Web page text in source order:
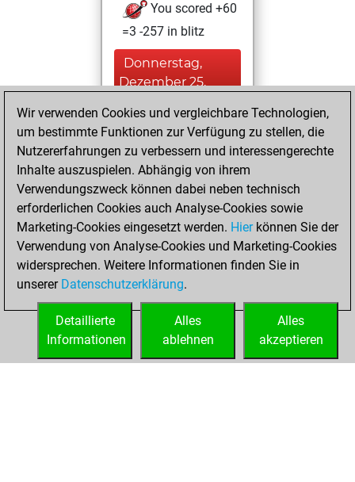
You scored +60
=3 -257 in blitz
Donnerstag,
Dezember 25,
You played 25
bullet games
Play
You scored +0
=0 -25 in bullet
Dienstag,
Oktober 28, 2025
You had a best
sprint of 17 positions
Tactics
Wir verwenden Cookies und vergleichbare Technologien,
um bestimmte Funktionen zur Verfügung zu stellen, die
Nutzererfahrungen zu verbessern und interessengerechte
Inhalte auszuspielen. Abhängig von ihrem
Verwendungszweck können dabei neben technisch
erforderlichen Cookies auch Analyse-Cookies sowie
Marketing-Cookies eingesetzt werden. Hierkönnen Sie der
Verwendung von Analyse-Cookies und Marketing-Cookies
widersprechen. Weitere Informationen finden Sie in
unserer Datenschutzerklärung.
Alles
akzeptieren
Alles
ablehnen
Detaillierte
Informationen